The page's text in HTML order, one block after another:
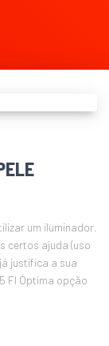
um iluminador.
certos ajuda (uso
justifica a sua
Fl Óptima opção